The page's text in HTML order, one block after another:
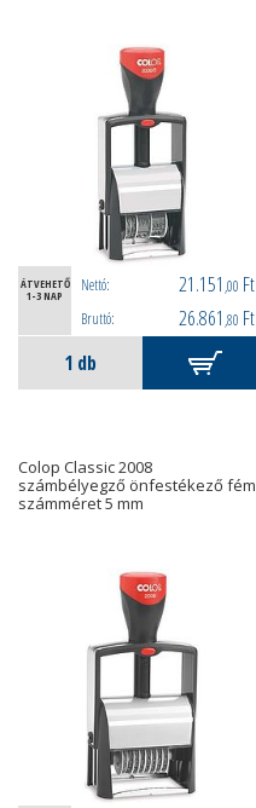
ÁTVEHETŐ
1-3 NAP
Nettó: 21.151 ,00 Ft
Bruttó: 26.861 ,80 Ft
Colop Classic 2008
számbélyegző önfestékező fém
számméret 5 mm